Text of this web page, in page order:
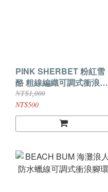
PINK SHERBET 粉紅雪
酪 粗線編織可調式衝浪手
環
NT$1,000
NT$500